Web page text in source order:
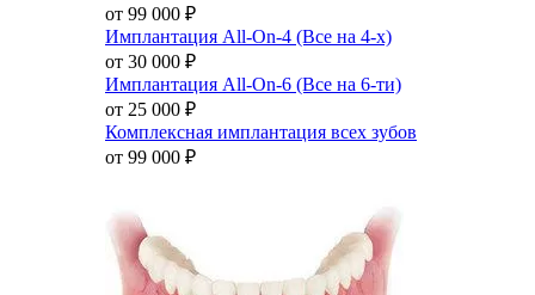
от 99 000 ₽
Имплантация All-On-4 (Все на 4-х)
от 30 000 ₽
Имплантация All-On-6 (Все на 6-ти)
от 25 000 ₽
Комплексная имплантация всех зубов
от 99 000 ₽